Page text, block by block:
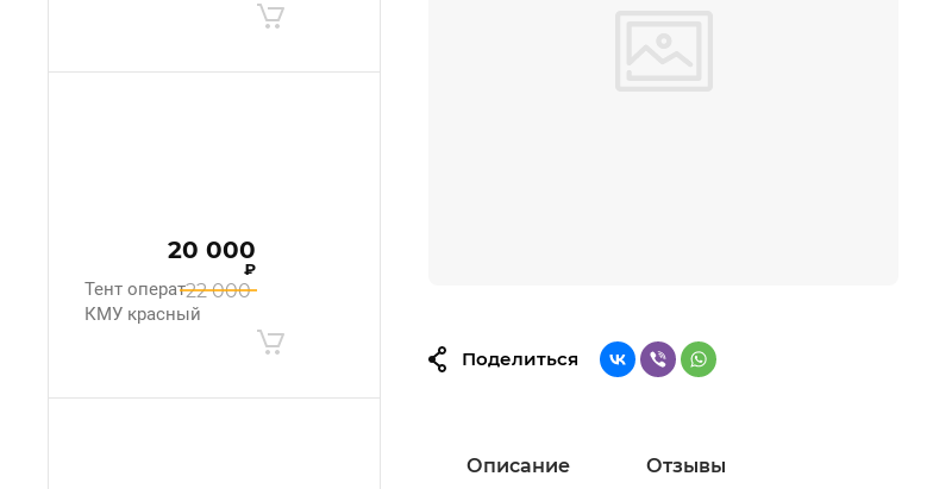
Тент оператора
КМУ красный
22 000
20 000
₽
Поделиться
Описание Отзывы